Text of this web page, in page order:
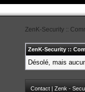
ZenK-Security ::
ZenK-Security ::
Désolé, mais
Contact | Zenk -